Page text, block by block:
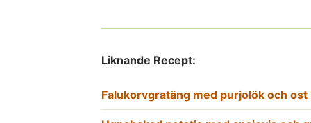
Liknande Recept:
Falukorvgratäng med purjolök och ost